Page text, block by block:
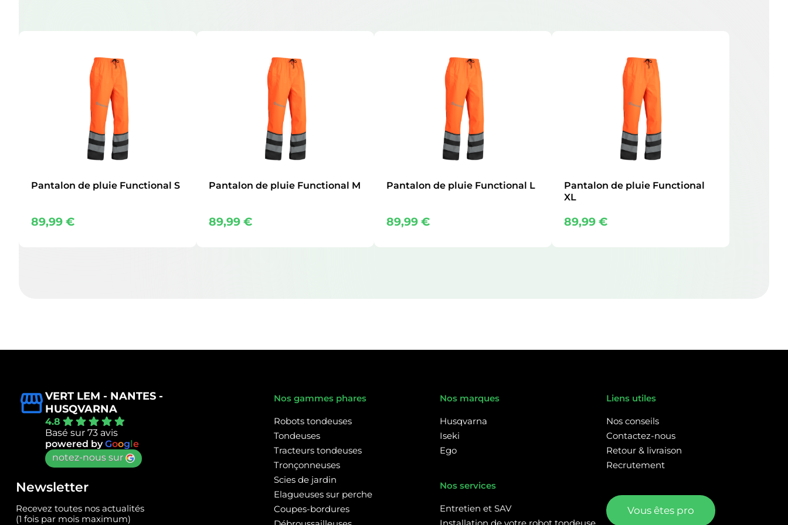
Pantalon de pluie Functional S
89,99€
Pantalon de pluie Functional M
89,99€
Pantalon de pluie Functional L
89,99€
Pantalon de pluie Functional
XL
89,99€
VERT LEM - NANTES -
HUSQVARNA
4.8
Basé sur 73 avis
powered byGoogle
notez-nous sur
Newsletter
Recevez toutes nos actualités
(1 fois par mois maximum)
Nos gammes phares
Robots tondeuses
Tondeuses
Tracteurs tondeuses
Tronçonneuses
Scies de jardin
Elagueuses sur perche
Coupes-bordures
Nos marques
Husqvarna
Iseki
Ego
Nos services
Entretien et SAV
Liens utiles
Nos conseils
Contactez-nous
Retour & livraison
Recrutement
Vous êtes pro